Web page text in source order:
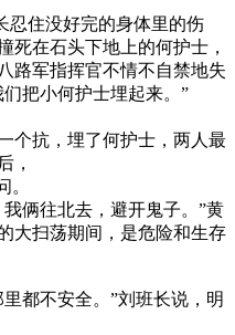
忍住没好完的身体里的伤
死在石头下地上的何护士，
路军指挥官不情不自禁地失
把小何护士埋起来。”
个抗，埋了何护士，两人最
，
。
俩往北去，避开鬼子。”黄
大扫荡期间，是危险和生存
都不安全。”刘班长说，明